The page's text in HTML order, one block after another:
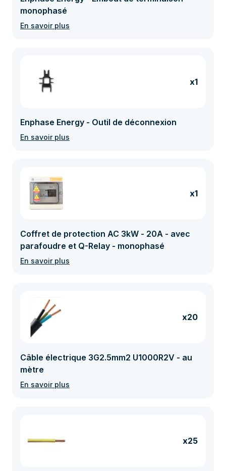
monophasé
En savoir plus
x1
Enphase Energy - Outil de déconnexion
En savoir plus
x1
Coffret de protection AC 3kW - 20A - avec
parafoudre et Q-Relay - monophasé
En savoir plus
x20
Câble électrique 3G2.5mm2 U1000R2V - au
mètre
En savoir plus
x25